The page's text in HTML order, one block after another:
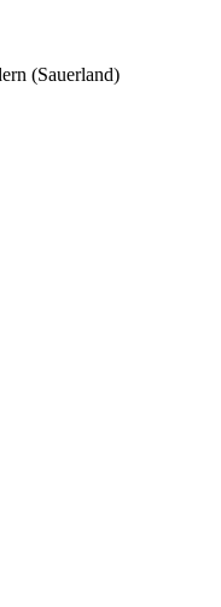
(Sauerland)